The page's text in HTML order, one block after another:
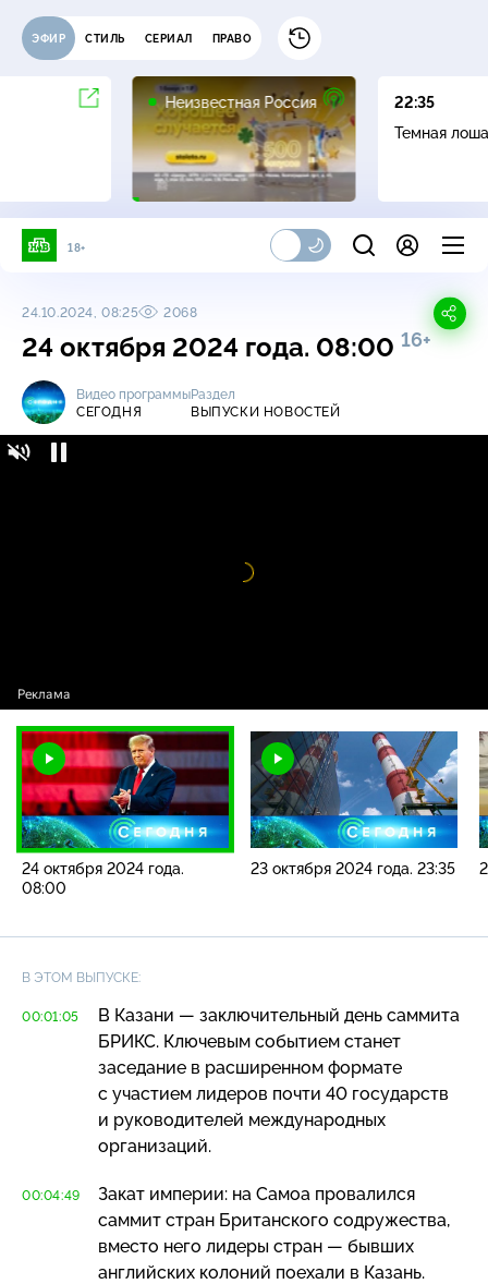
ЭФИР СТИЛЬ СЕРИАЛ ПРАВО
Неизвестная Россия
6+
22:35
Темная
18+
24.10.2024, 08:25 2068
24 октября 2024 года. 08:00 16+
Видео программы
СЕГОДНЯ
Раздел
ВЫПУСКИ НОВОСТЕЙ
Видео
проигрыватель
24 октября 2024 года.
08:00
23 октября 2024 года. 23:35
В ЭТОМ ВЫПУСКЕ:
00:01:05
В Казани — заключительный день саммита
БРИКС. Ключевым событием станет
заседание в расширенном формате
с участием лидеров почти 40 государств
и руководителей международных
организаций.
00:04:49
Закат империи: на Самоа провалился
саммит стран Британского содружества,
вместо него лидеры стран — бывших
английских колоний поехали в Казань.